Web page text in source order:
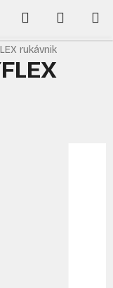
Hľadať
KOŠÍK
rukávnik